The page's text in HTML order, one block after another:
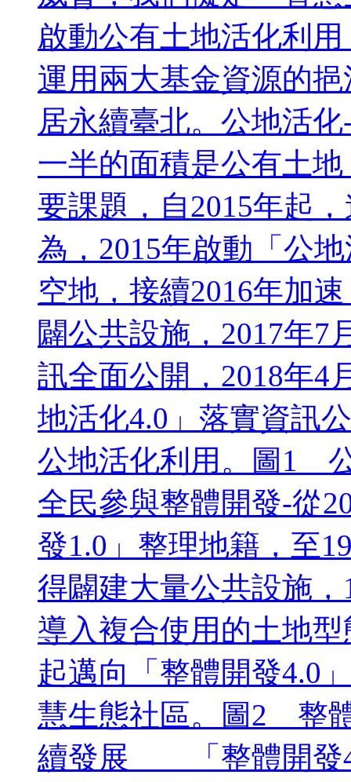
啟動公有土地活化利
運用兩大基金資源的
居永續臺北。公地活
一半的面積是公有土
要課題，自2015年起
為，2015年啟動「公
空地，接續2016年加
闢公共設施，2017年7
訊全面公開，2018年4
地活化4.0」落實資訊
公地活化利用。圖1
全民參與整體開發-
發1.0」整理地籍，至
得闢建大量公共設施
導入複合使用的土地
起邁向「整體開發4.0
慧生態社區。圖2 整
續發展 「整體開發